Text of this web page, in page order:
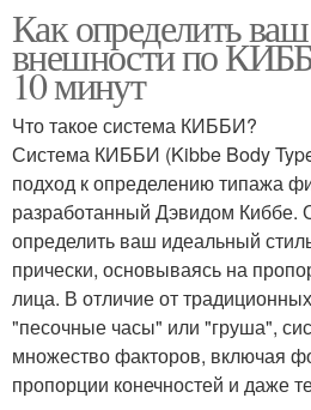
Как определить
внешности по
10 минут
Что такое система КИББИ?
Система КИББИ (Kibbe Body
подход к определению типажа
разработанный Дэвидом Киббе.
определить ваш идеальный
прически, основываясь на
лица. В отличие от
"песочные часы" или "груша",
множество факторов, включая
пропорции конечностей и даже